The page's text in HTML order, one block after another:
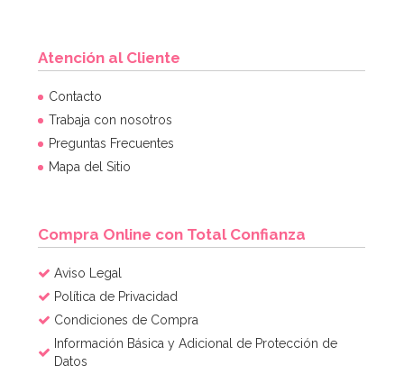
Cupcake Combo Bosque encantado
2,95€
AÑADIR
Atención al Cliente
Contacto
Trabaja con nosotros
Preguntas Frecuentes
Mapa del Sitio
Compra Online con Total Confianza
Aviso Legal
Política de Privacidad
Condiciones de Compra
Información Básica y Adicional de Protección de
Datos